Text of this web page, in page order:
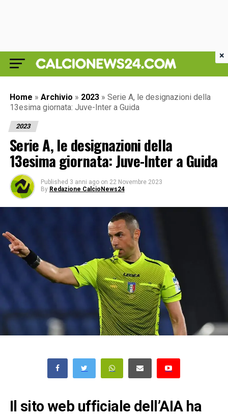
Home » Archivio » 2023 » Serie A, le designazioni della
13esima giornata: Juve-Inter a Guida
2023
Serie A, le designazioni della
13esima giornata: Juve-Inter a Guida
Published 3 anni ago on 22 Novembre 2023
By Redazione CalcioNews24
Il sito web ufficiale dell’AIA ha
×